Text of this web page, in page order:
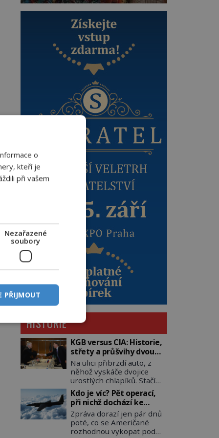
HISTORIE
KGB versus CIA: Historie,
střety a průšvihy dvou
nejznámějších tajných
služeb historie
Na ulici přibrzdí auto, z
něhož vyskáče dvojice
urostlých chlapíků. Stačí
pár vteřin a už agresivně
buší na dveře. O další
okamžik později vlečou
nebožáka do auta, a pak už
ho nikdy nikdo nespatří.
Dostal se totiž do rukou
Kdo je víc? Pět operací,
při nichž dochází ke
střetu obou tajných
služeb
Zpráva dorazí jen pár dnů
poté, co se Američané
rozhodnou vykopat pod
o
kteří je
při vašem
Nezařazené
soubory
PŘIJMOUT